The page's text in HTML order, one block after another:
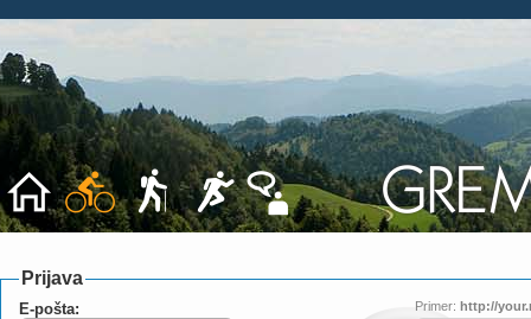
Prijava
E-pošta: Primer: http://